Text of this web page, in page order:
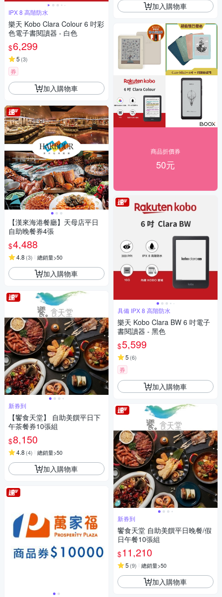
IPX 8 高階防水
樂天 Kobo Clara Colour 6 吋彩
色電子書閱讀器 - 白色
$6,299
5 (3)
券
加入購物車
【漢來海港餐廳】天母店平日
自助晚餐券4張
$4,488
4.8 (3) 總銷量>50
加入購物車
新券到
【饗食天堂】 自助美饌平日下
午茶餐券10張組
$8,150
4.8 (4) 總銷量>50
加入購物車
加入購物車
商品折價券
50元
具備 IPX 8 高階防水
樂天 Kobo Clara BW 6 吋電子
書閱讀器 - 黑色
$5,599
5 (6)
券
加入購物車
新券到
饗食天堂 自助美饌平日晚餐/假
日午餐10張組
$11,210
5 (9) 總銷量>50
加入購物車